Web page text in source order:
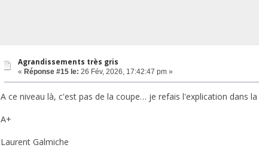
Agrandissements très gris
« Réponse #15 le: 26 Fév, 2026, 17:42:47 pm »
A ce niveau là, c'est pas de la coupe… je refais l'explication dans
A+
Laurent Galmiche